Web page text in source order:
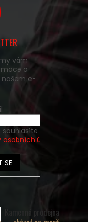
vám
o
našem e-
údajů
SE
Kamenná prodejna